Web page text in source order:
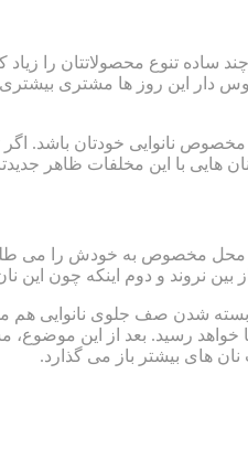
ساده تنوع محصولاتتان را
دار این روز ها مشتری بیشتری
مخصوص نانوایی خودتان
هایی با این مخلفات ظاهر
محل مخصوص به خودش را می
بین نروند و دوم اینکه چون
شدن صف جلوی نانوایی هم
خواهد رسید. بعد از این
های بیشتر باز می گذارد.